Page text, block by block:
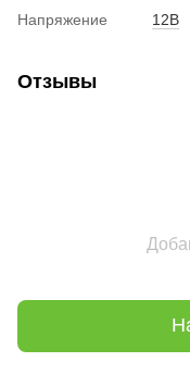
Напряжение
12В
Отзывы